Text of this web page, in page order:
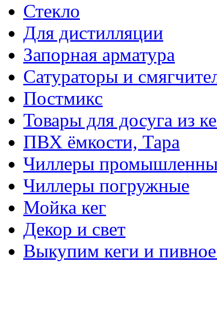
Стекло
Для дистилляции
Запорная арматура
Сатураторы и
Постмикс
Товары для досуга из
ПВХ ёмкости, Тара
Чиллеры
Чиллеры погружные
Мойка кег
Декор и свет
Выкупим кеги и